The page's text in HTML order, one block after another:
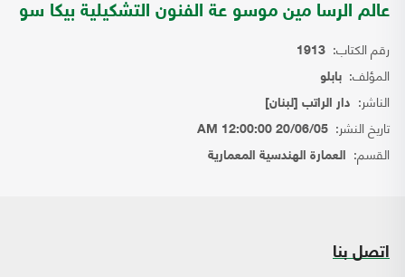
عالم الرسا مين موسو عة الفنون التشكيلية بيكا سو
رقم الكتاب: 1913
المؤلف: بابلو
الناشر: دار الراتب [لبنان]
تاريخ النشر: 20/06/05 12:00:00 AM
القسم: العمارة الهندسية المعمارية
اتصل بنا